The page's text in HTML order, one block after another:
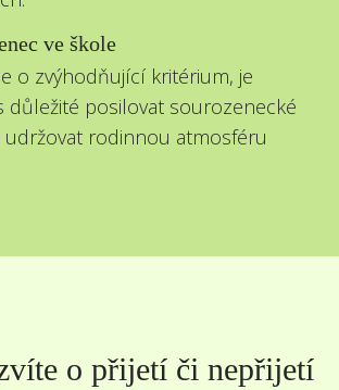
ve škole
o zvýhodňující kritérium, je
důležité posilovat sourozenecké
udržovat rodinnou atmosféru
o přijetí či nepřijetí